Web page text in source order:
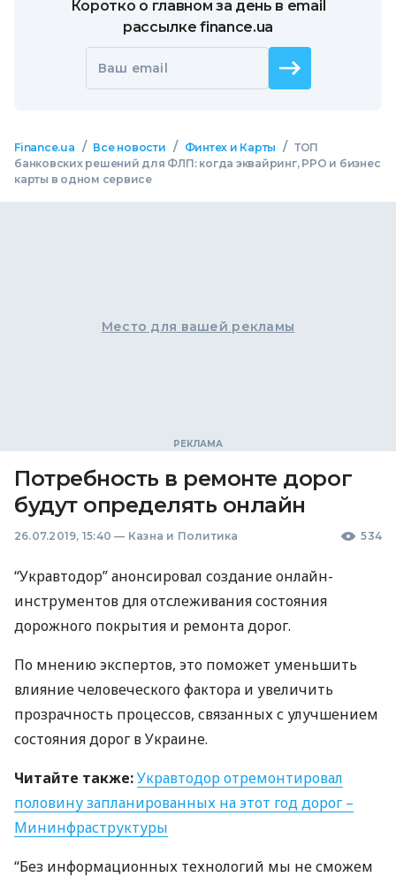
Коротко о главном за день в email
рассылке finance.ua
Ваш email
Finance.ua / Все новости / Финтех и Карты / ТОП
банковских решений для ФЛП: когда эквайринг, РРО и бизнес
карты в одном сервисе
Место для вашей рекламы
Потребность в ремонте дорог
будут определять онлайн
26.07.2019, 15:40 — Казна и Политика 534
“Укравтодор” анонсировал создание онлайн-
инструментов для отслеживания состояния
дорожного покрытия и ремонта дорог.
По мнению экспертов, это поможет уменьшить
влияние человеческого фактора и увеличить
прозрачность процессов, связанных с улучшением
состояния дорог в Украине.
Читайте также:Укравтодор отремонтировал
половину запланированных на этот год дорог –
Мининфраструктуры
“Без информационных технологий мы не сможем